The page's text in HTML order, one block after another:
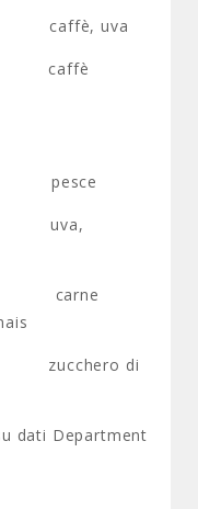
uva
di
dati Department